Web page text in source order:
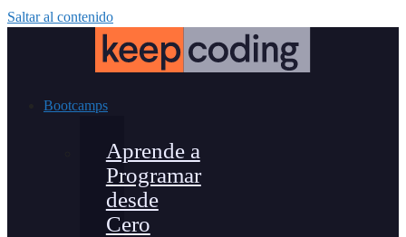
Saltar al contenido
Bootcamps
Aprende a
Programar
desde
Cero